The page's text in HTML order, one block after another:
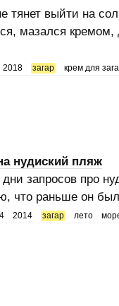
тянет выйти на
мазался
2018 загар крем для
нудиский пляж
запросов про
что раньше он был
2014 загар лето